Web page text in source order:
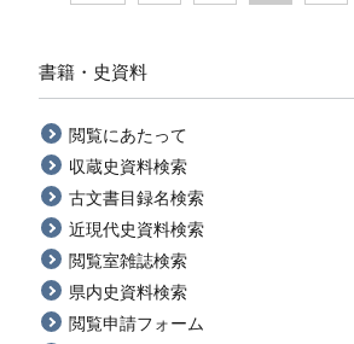
書籍・史資料
閲覧にあたって
収蔵史資料検索
古文書目録名検索
近現代史資料検索
閲覧室雑誌検索
県内史資料検索
閲覧申請フォーム